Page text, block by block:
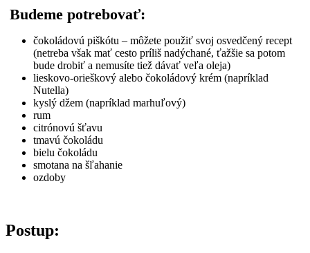
Budeme potrebovať:
čokoládovú piškótu – môžete použiť svoj osvedčený recept
(netreba však mať cesto príliš nadýchané, ťažšie sa potom
bude drobiť a nemusíte tiež dávať veľa oleja)
lieskovo-orieškový alebo čokoládový krém (napríklad
Nutella)
kyslý džem (napríklad marhuľový)
rum
citrónovú šťavu
tmavú čokoládu
bielu čokoládu
smotana na šľahanie
ozdoby
Postup: